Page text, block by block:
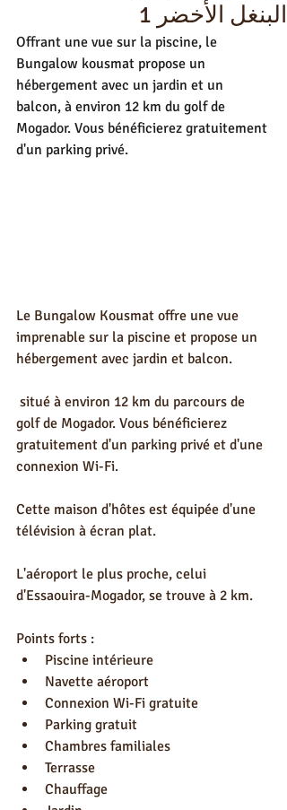
البنغل الأخضر 1
Offrant une vue sur la piscine, le
Bungalow kousmat propose un
hébergement avec un jardin et un
balcon, à environ 12 km du golf de
Mogador. Vous bénéficierez gratuitement
d'un parking privé.
Le Bungalow Kousmat offre une vue
imprenable sur la piscine et propose un
hébergement avec jardin et balcon.
golf de Mogador. Vous bénéficierez
gratuitement d'un parking privé et d'une
connexion Wi-Fi.
Cette maison d'hôtes est équipée d'une
télévision à écran plat.
L'aéroport le plus proche, celui
d'Essaouira-Mogador, se trouve à 2 km.
Points forts :
Piscine intérieure
Navette aéroport
Connexion Wi-Fi gratuite
Parking gratuit
Chambres familiales
Terrasse
Chauffage